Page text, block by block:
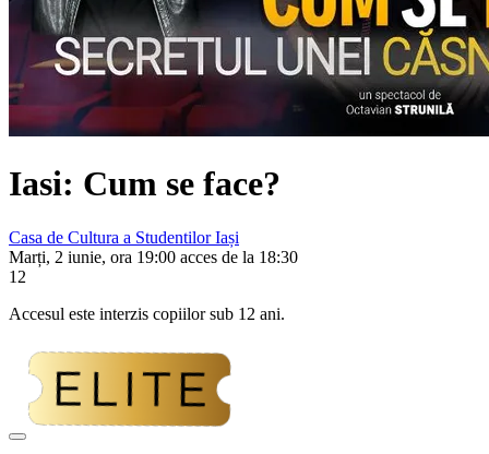
Iasi: Cum se face?
Casa de Cultura a Studentilor Iași
Marți, 2 iunie, ora 19:00 acces de la 18:30
12
Accesul este interzis copiilor sub 12 ani.
Adaugă